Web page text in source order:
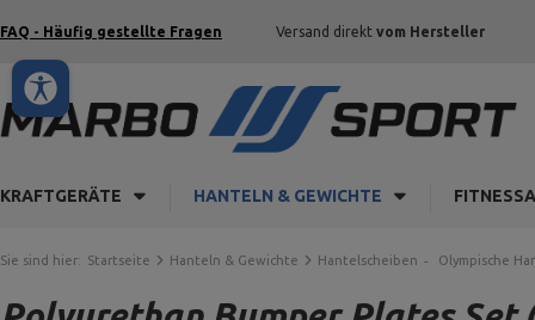
FAQ - Häufig gestellte Fragen Versand direkt vom Hersteller
KRAFTGERÄTE HANTELN & GEWICHTE
Sie sind hier: Startseite Hanteln & Gewichte Hantelscheiben Olympische